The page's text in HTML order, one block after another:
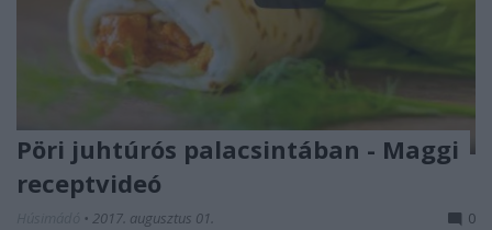
Pöri juhtúrós palacsintában - Maggi
receptvideó
• 2017. augusztus 01. 0